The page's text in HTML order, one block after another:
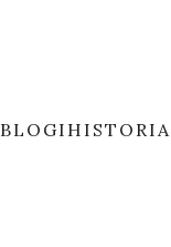
BLOGIHISTORIA